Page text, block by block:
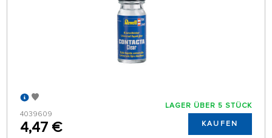
4039609
4,47 €
LAGER ÜBER 5 STÜCK
KAUFEN